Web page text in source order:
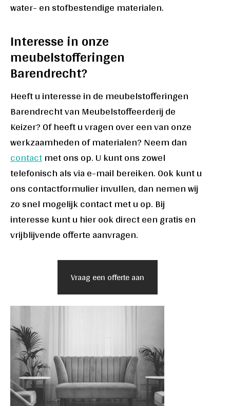
water- en stofbestendige materialen.
Interesse in onze
meubelstofferingen
Barendrecht?
Heeft u interesse in de meubelstofferingen
Barendrecht van Meubelstoffeerderij de
Keizer? Of heeft u vragen over een van onze
werkzaamheden of materialen? Neem dan
contactmet ons op. U kunt ons zowel
telefonisch als via e-mail bereiken. Ook kunt u
ons contactformulier invullen, dan nemen wij
zo snel mogelijk contact met u op. Bij
interesse kunt u hier ook direct een gratis en
vrijblijvende offerte aanvragen.
Vraag een offerte aan